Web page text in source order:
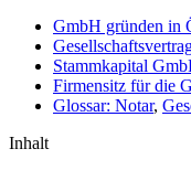
GmbH gründen in
Stammkapital
Firmensitz für die
Glossar: Notar,
Inhalt